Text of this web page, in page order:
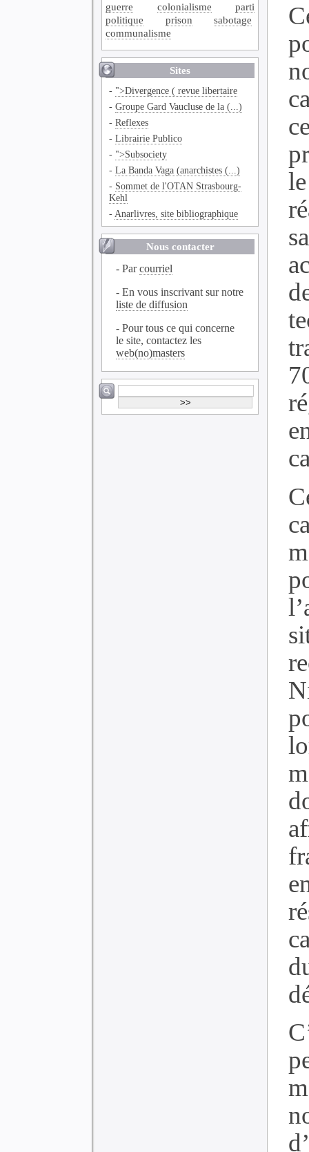
guerre
colonialisme
parti
politique
prison
sabotage
communalisme
Sites
- ">Divergence ( revue libertaire
-Groupe Gard Vaucluse de la (...)
-Reflexes
-Librairie Publico
- ">Subsociety
-La Banda Vaga (anarchistes (...)
- Sommet de l'OTAN Strasbourg-
Kehl
- Anarlivres, site bibliographique
Nous contacter
- Parcourriel
- En vous inscrivant sur notre
liste de diffusion
- Pour tous ce qui concerne
le site, contactez les
web(no)masters